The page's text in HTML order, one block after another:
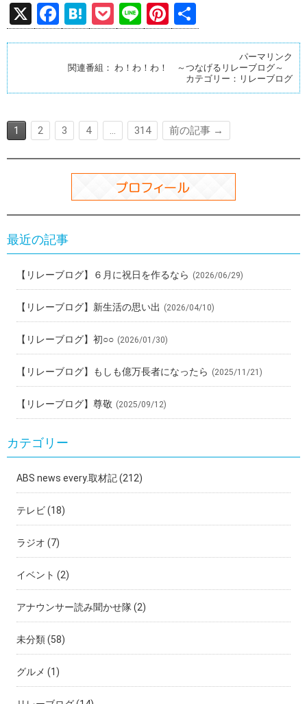
X
F
a
ce
b
o
o
k
H
at
e
n
a
P
o
ck
et
Li
n
e
Pi
nt
es
t
有
パーマリンク
関連番組： わ！わ！わ！ ～つなげるリレーブログ～
カテゴリー： リレーブログ
1 2 3 4 … 314 前の記事 →
最近の記事
【リレーブログ】６月に祝日を作るなら (2026/06/29)
【リレーブログ】新生活の思い出 (2026/04/10)
【リレーブログ】初○○ (2026/01/30)
【リレーブログ】もしも億万長者になったら (2025/11/21)
【リレーブログ】尊敬 (2025/09/12)
カテゴリー
ABS news every.取材記(212)
テレビ(18)
ラジオ (7)
イベント (2)
アナウンサー読み聞かせ隊(2)
未分類(58)
グルメ (1)